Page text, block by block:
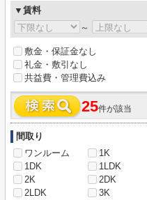
▼賃料
～
敷金・保証金なし
礼金・敷引なし
共益費・管理費込み
25件が該当
間取り
ワンルーム
1K
1DK
1LDK
2K
2DK
2LDK
3K